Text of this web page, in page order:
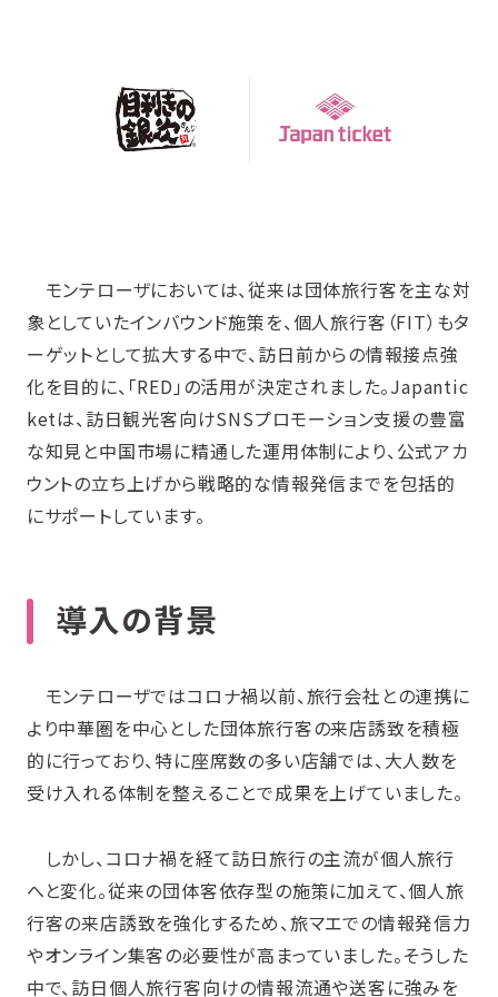
モンテローザにおいては、従来は団体旅行客を主な対
象としていたインバウンド施策を、個人旅行客（FIT）もタ
ーゲットとして拡大する中で、訪日前からの情報接点強
化を目的に、「RED」の活用が決定されました。Japantic
ketは、訪日観光客向けSNSプロモーション支援の豊富
な知見と中国市場に精通した運用体制により、公式アカ
ウントの立ち上げから戦略的な情報発信までを包括的
にサポートしています。
導入の背景
モンテローザではコロナ禍以前、旅行会社との連携に
より中華圏を中心とした団体旅行客の来店誘致を積極
的に行っており、特に座席数の多い店舗では、大人数を
受け入れる体制を整えることで成果を上げていました。
しかし、コロナ禍を経て訪日旅行の主流が個人旅行
へと変化。従来の団体客依存型の施策に加えて、個人旅
行客の来店誘致を強化するため、旅マエでの情報発信力
やオンライン集客の必要性が高まっていました。そうした
中で、訪日個人旅行客向けの情報流通や送客に強みを